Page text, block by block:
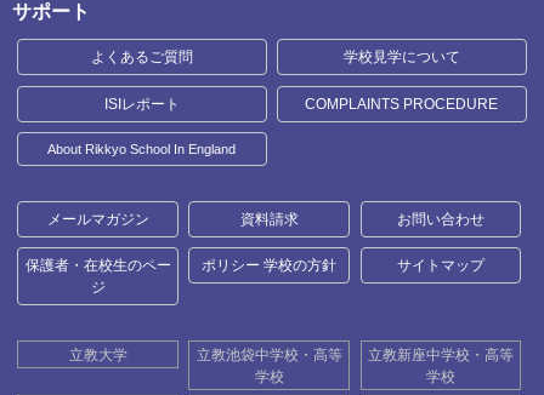
サポート
よくあるご質問 学校見学について
ISIレポート COMPLAINTS PROCEDURE
About Rikkyo School In England
メールマガジン 資料請求 お問い合わせ
保護者・在校生のペー
ジ
ポリシー 学校の方針 サイトマップ
立教大学
立教池袋中学校・高等
学校
立教新座中学校・高等
学校